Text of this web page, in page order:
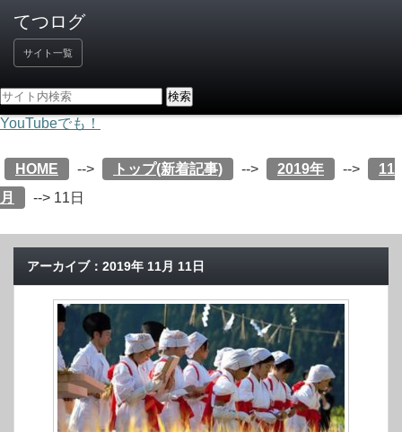
サイト一覧
YouTubeでも！
HOME --> トップ(新着記事) --> 2019年 -->
11
月
--> 11日
アーカイブ：2019年 11月 11日